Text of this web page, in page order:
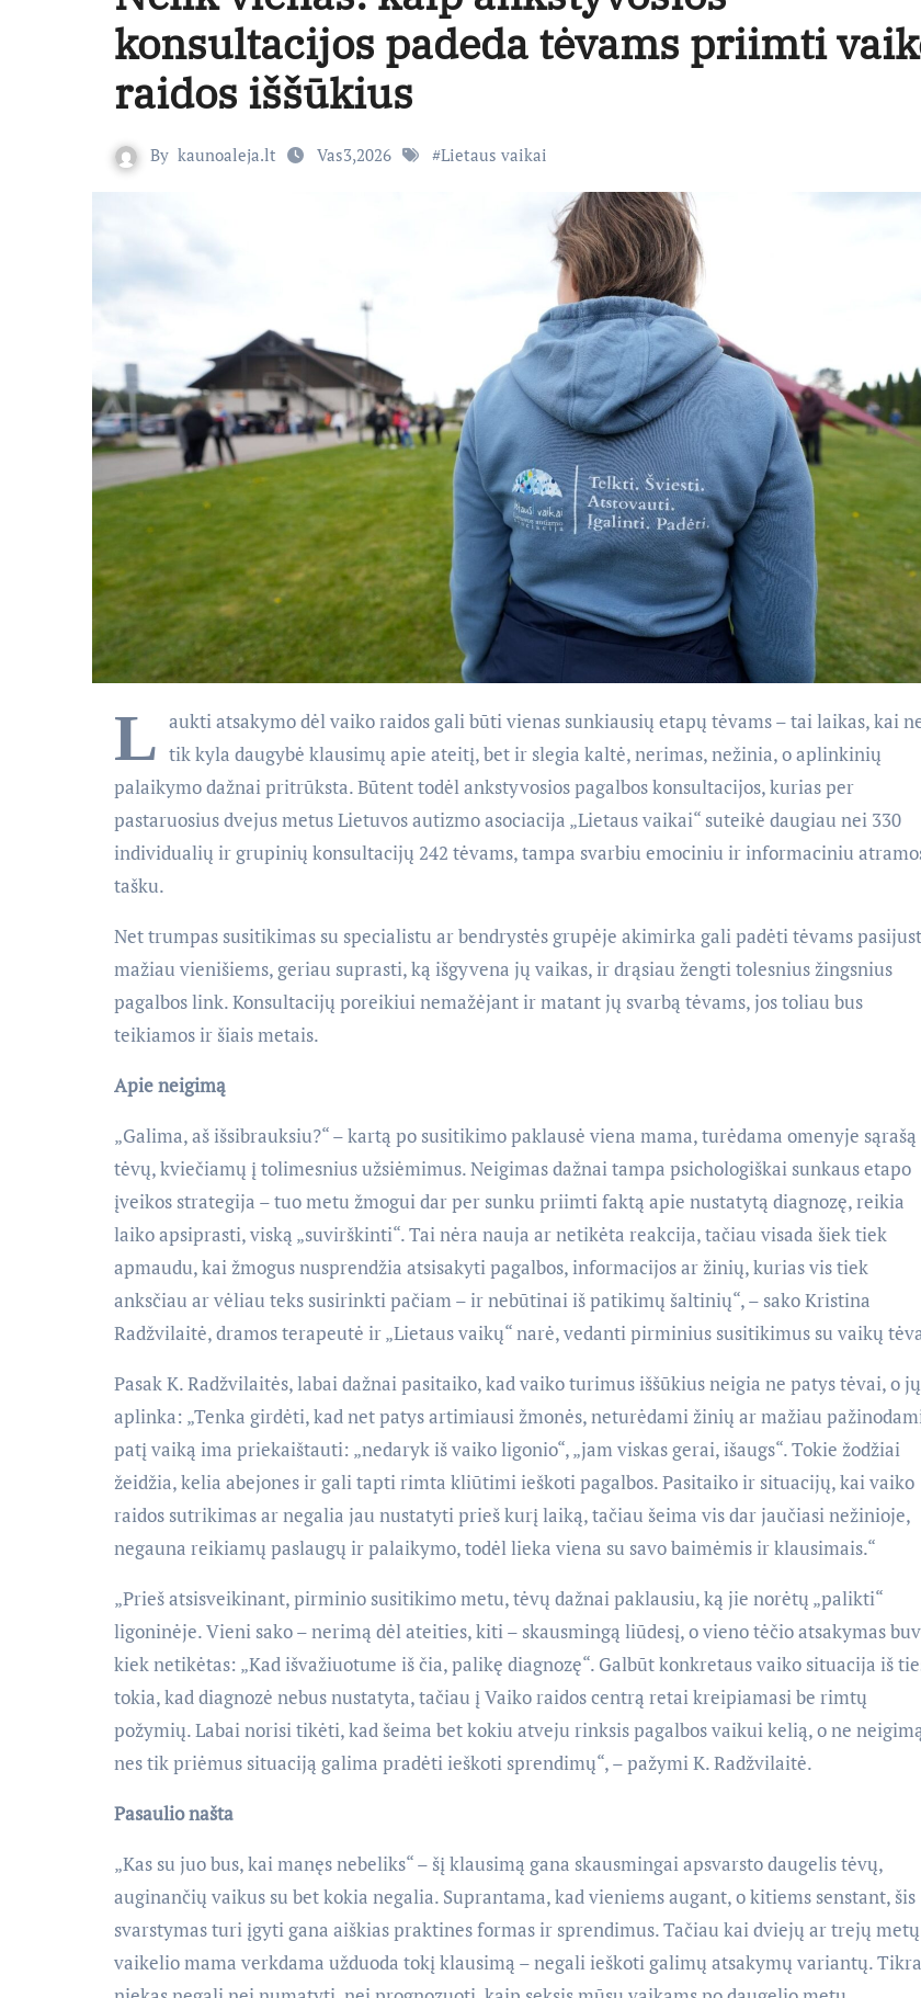
konsultacijos padeda tėvams priimti
raidos iššūkius
By kaunoaleja.lt Vas3,2026 #Lietaus vaikai
L aukti atsakymo dėl vaiko raidos gali būti vienas sunkiausių etapų tėvams – tai laikas, kai
tik kyla daugybė klausimų apie ateitį, bet ir slegia kaltė, nerimas, nežinia, o aplinkinių
palaikymo dažnai pritrūksta. Būtent todėl ankstyvosios pagalbos konsultacijos, kurias per
pastaruosius dvejus metus Lietuvos autizmo asociacija „Lietaus vaikai“ suteikė daugiau nei 330
individualių ir grupinių konsultacijų 242 tėvams, tampa svarbiu emociniu ir informaciniu
tašku.
Net trumpas susitikimas su specialistu ar bendrystės grupėje akimirka gali padėti tėvams
mažiau vienišiems, geriau suprasti, ką išgyvena jų vaikas, ir drąsiau žengti tolesnius žingsnius
pagalbos link. Konsultacijų poreikiui nemažėjant ir matant jų svarbą tėvams, jos toliau bus
teikiamos ir šiais metais.
Apie neigimą
„Galima, aš išsibrauksiu?“ – kartą po susitikimo paklausė viena mama, turėdama omenyje sąrašą
tėvų, kviečiamų į tolimesnius užsiėmimus. Neigimas dažnai tampa psichologiškai sunkaus etapo
įveikos strategija – tuo metu žmogui dar per sunku priimti faktą apie nustatytą diagnozę, reikia
laiko apsiprasti, viską „suvirškinti“. Tai nėra nauja ar netikėta reakcija, tačiau visada šiek tiek
apmaudu, kai žmogus nusprendžia atsisakyti pagalbos, informacijos ar žinių, kurias vis tiek
anksčiau ar vėliau teks susirinkti pačiam – ir nebūtinai iš patikimų šaltinių“, – sako Kristina
Radžvilaitė, dramos terapeutė ir „Lietaus vaikų“ narė, vedanti pirminius susitikimus su vaikų
Pasak K. Radžvilaitės, labai dažnai pasitaiko, kad vaiko turimus iššūkius neigia ne patys tėvai, o jų
aplinka: „Tenka girdėti, kad net patys artimiausi žmonės, neturėdami žinių ar mažiau
patį vaiką ima priekaištauti: „nedaryk iš vaiko ligonio“, „jam viskas gerai, išaugs“. Tokie žodžiai
žeidžia, kelia abejones ir gali tapti rimta kliūtimi ieškoti pagalbos. Pasitaiko ir situacijų, kai vaiko
raidos sutrikimas ar negalia jau nustatyti prieš kurį laiką, tačiau šeima vis dar jaučiasi nežinioje,
negauna reikiamų paslaugų ir palaikymo, todėl lieka viena su savo baimėmis ir klausimais.“
„Prieš atsisveikinant, pirminio susitikimo metu, tėvų dažnai paklausiu, ką jie norėtų „palikti“
ligoninėje. Vieni sako – nerimą dėl ateities, kiti – skausmingą liūdesį, o vieno tėčio atsakymas
kiek netikėtas: „Kad išvažiuotume iš čia, palikę diagnozę“. Galbūt konkretaus vaiko situacija iš
tokia, kad diagnozė nebus nustatyta, tačiau į Vaiko raidos centrą retai kreipiamasi be rimtų
požymių. Labai norisi tikėti, kad šeima bet kokiu atveju rinksis pagalbos vaikui kelią, o ne
nes tik priėmus situaciją galima pradėti ieškoti sprendimų“, – pažymi K. Radžvilaitė.
Pasaulio našta
„Kas su juo bus, kai manęs nebeliks“ – šį klausimą gana skausmingai apsvarsto daugelis tėvų,
auginančių vaikus su bet kokia negalia. Suprantama, kad vieniems augant, o kitiems senstant, šis
svarstymas turi įgyti gana aiškias praktines formas ir sprendimus. Tačiau kai dviejų ar trejų metų
vaikelio mama verkdama užduoda tokį klausimą – negali ieškoti galimų atsakymų variantų.